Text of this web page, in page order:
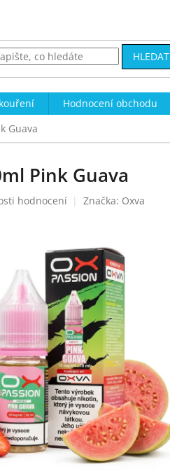
HLEDAT
Hodnocení obchodu
Guava
Pink Guava
hodnocení Značka: Oxva